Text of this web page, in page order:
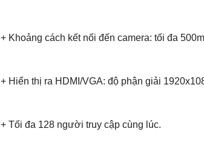
+ Khoảng cách kết nối đến camera: tối đa
+ Hiển thị ra HDMI/VGA: độ phận giải
+ Tối đa 128 người truy cập cùng lúc.